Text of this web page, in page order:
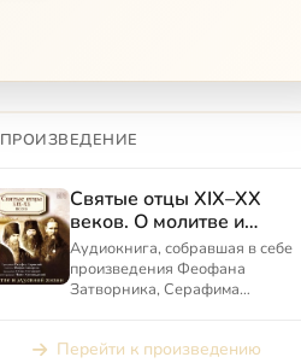
ПРОИЗВЕДЕНИЕ
Святые отцы XIX–XX
веков. О молитве и
духовной жизни
Аудиокнига, собравшая в себе
произведения Феофана
Затворника, Серафима
Оптинского
Перейти к произведению